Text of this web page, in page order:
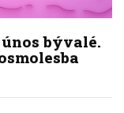
bývalé.